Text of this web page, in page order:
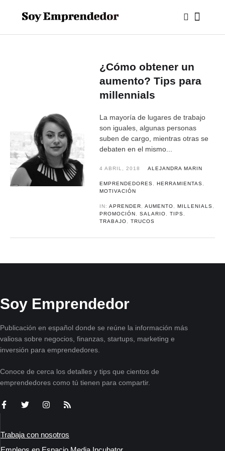
¿Cómo obtener un
aumento? Tips para
millennials
La mayoría de lugares de trabajo
son iguales, algunas personas
suben de cargo, mientras otras se
debaten en el mismo...
4 ABRIL, 2018 ALEJANDRA MARIN
EMPRENDEDORES ,HERRAMIENTAS
MOTIVACIÓN
IN:APRENDER ,AUMENTO ,MILLENIALS
PROMOCIÓN
,SALARIO ,TIPS
TRABAJO
,TRUCOS
Soy Emprendedor
Publicación en español donde se reúne la información más
valiosa sobre negocios, finanzas, startups, marketing e
inversión para emprendedores.
Conoce de cerca los detalles y tips que cientos de
emprendedores como tú tienen para compartir.
Trabaja con nosotros